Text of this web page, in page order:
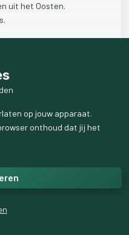
uit het Oosten.
op jouw apparaat.
onthoud dat jij het